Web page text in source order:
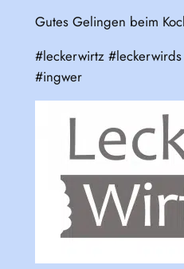
Gutes Gelingen beim
#leckerwirtz
#ingwer